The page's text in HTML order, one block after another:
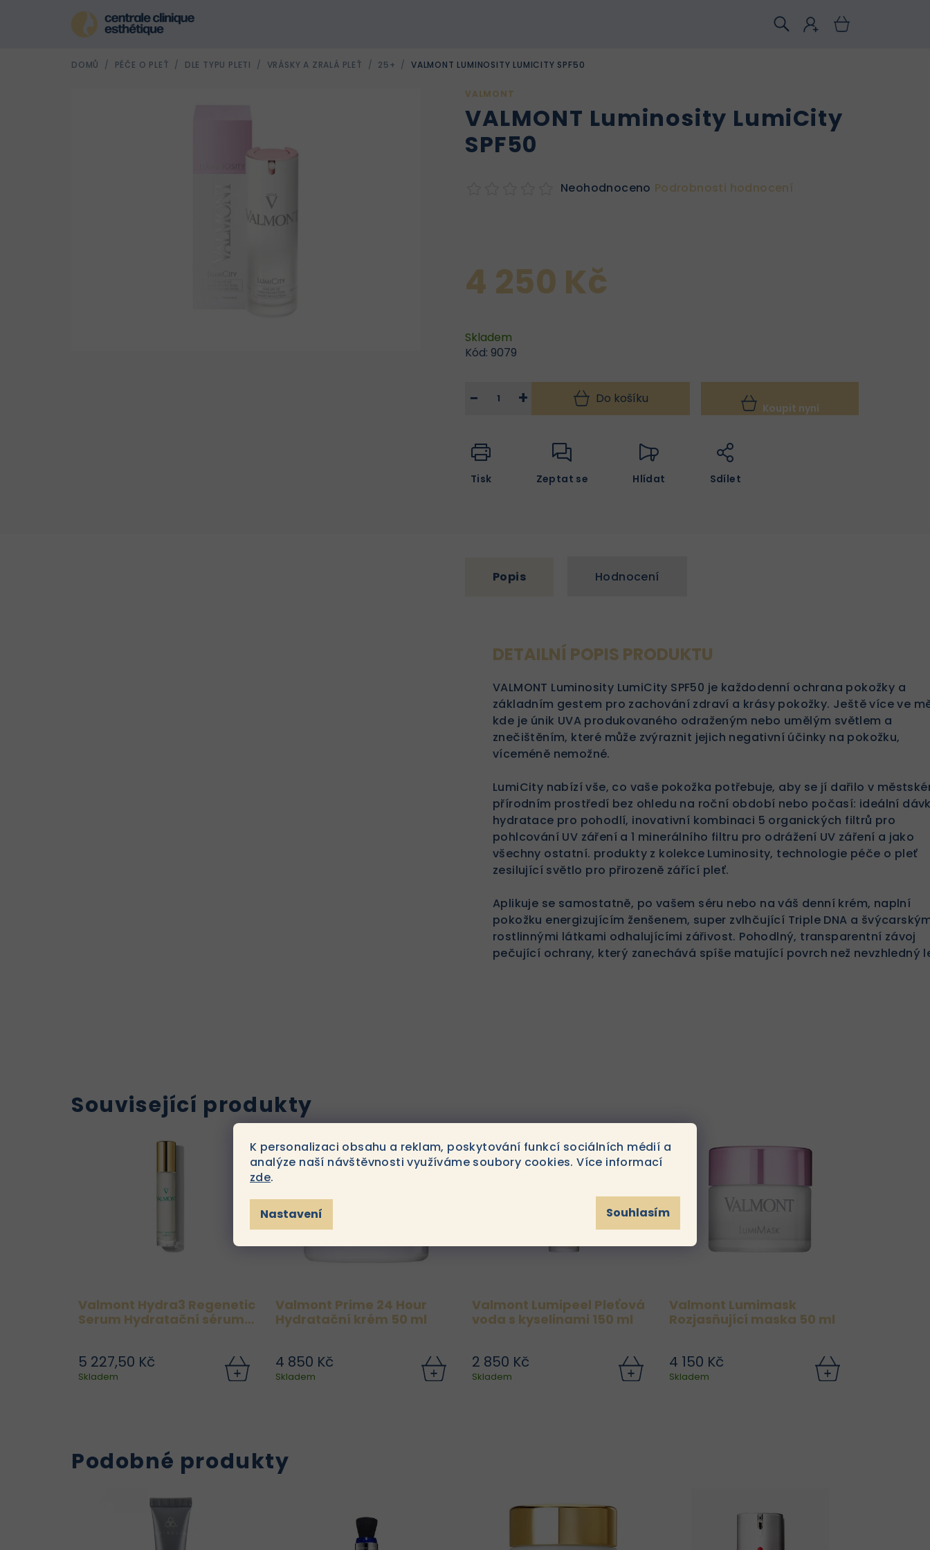
K personalizaci obsahu a reklam, poskytování funkcí sociálních médií a
analýze naší návštěvnosti využíváme soubory cookies. Více informací
zde.
Nastavení Souhlasím
DOMŮ / PÉČE O PLEŤ / DLE TYPU PLETI / VRÁSKY A ZRALÁ PLEŤ / 25+ / VALMONT LUMINOSITY LUMICITY SPF50
VALMONT
VALMONT Luminosity LumiCity
SPF50
Neohodnoceno Podrobnosti hodnocení
4 250 Kč
Skladem
Kód: 9079
+
− Do košíku
Koupit nyní
Tisk Zeptat se Hlídat Sdílet
Popis Hodnocení
DETAILNÍ POPIS PRODUKTU
VALMONT Luminosity LumiCity SPF50 je každodenní ochrana pokožky a
základním gestem pro zachování zdraví a krásy pokožky. Ještě více ve
kde je únik UVA produkovaného odraženým nebo umělým světlem a
znečištěním, které může zvýraznit jejich negativní účinky na pokožku,
víceméně nemožné.
LumiCity nabízí vše, co vaše pokožka potřebuje, aby se jí dařilo v
přírodním prostředí bez ohledu na roční období nebo počasí: ideální
hydratace pro pohodlí, inovativní kombinaci 5 organických filtrů pro
pohlcování UV záření a 1 minerálního filtru pro odrážení UV záření a jako
všechny ostatní. produkty z kolekce Luminosity, technologie péče o pleť
zesilující světlo pro přirozeně zářící pleť.
Aplikuje se samostatně, po vašem séru nebo na váš denní krém, naplní
pokožku energizujícím ženšenem, super zvlhčující Triple DNA a
rostlinnými látkami odhalujícími zářivost. Pohodlný, transparentní závoj
pečující ochrany, který zanechává spíše matující povrch než nevzhledný
Související produkty
Valmont Hydra3 Regenetic
Serum Hydratační sérum
5 227,50 Kč
Skladem
Valmont Prime 24 Hour
Hydratační krém 50 ml
4 850 Kč
Skladem
Valmont Lumipeel Pleťová
voda s kyselinami 150 ml
2 850 Kč
Skladem
Valmont Lumimask
Rozjasňující maska 50 ml
4 150 Kč
Skladem
Podobné produkty